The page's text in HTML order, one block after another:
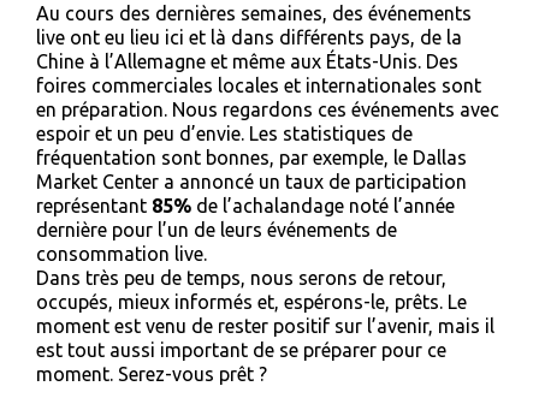
Au cours des dernières semaines, des événements
live ont eu lieu ici et là dans différents pays, de la
Chine à l’Allemagne et même aux États-Unis. Des
foires commerciales locales et internationales sont
en préparation. Nous regardons ces événements avec
espoir et un peu d’envie. Les statistiques de
fréquentation sont bonnes, par exemple, le Dallas
Market Center a annoncé un taux de participation
représentant 85% de l’achalandage noté l’année
dernière pour l’un de leurs événements de
consommation live.
Dans très peu de temps, nous serons de retour,
occupés, mieux informés et, espérons-le, prêts. Le
moment est venu de rester positif sur l’avenir, mais il
est tout aussi important de se préparer pour ce
moment. Serez-vous prêt ?